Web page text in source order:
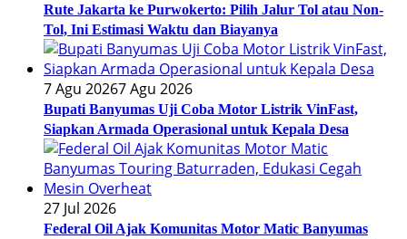
Rute Jakarta ke Purwokerto: Pilih Jalur Tol atau Non-
Tol, Ini Estimasi Waktu dan Biayanya
7 Agu 20267 Agu 2026
Bupati Banyumas Uji Coba Motor Listrik VinFast,
Siapkan Armada Operasional untuk Kepala Desa
27 Jul 2026
Federal Oil Ajak Komunitas Motor Matic Banyumas